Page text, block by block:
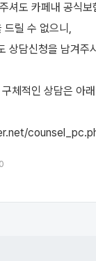
셔도 카페내 공식
드릴 수 없으니,
상담신청을 남겨주
체적인 상담은 아